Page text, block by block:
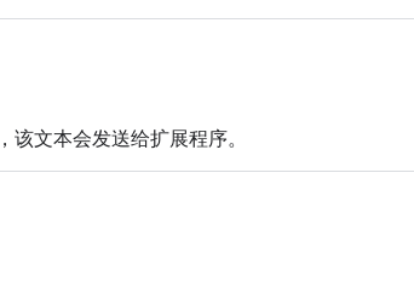
文本会发送给扩展程序。